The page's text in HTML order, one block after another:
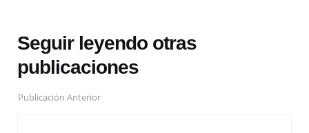
Seguir leyendo otras
publicaciones
Publicación Anterior